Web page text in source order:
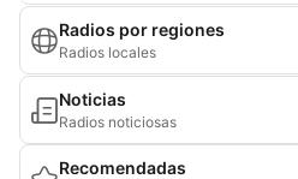
Radios por regiones
Radios locales
Noticias
Radios noticiosas
Recomendadas